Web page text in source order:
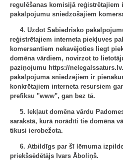
regulēšanas komisijā reģistrētajiem
pakalpojumu sniedzošajiem
4. Uzdot Sabiedrisko
reģistrētajiem interneta piekļuves
komersantiem nekavējoties liegt
domēna vārdiem, novirzot to
paziņojumu https://
pakalpojuma sniedzējiem ir
konkrētajiem interneta resursiem
prefiksu "www", gan bez tā.
5. Iekļaut domēna vārdu
sarakstā, kurā norādīti tie domēna
tikusi ierobežota.
6. Atbildīgs par šī lēmuma
priekšsēdētājs Ivars Āboliņš.